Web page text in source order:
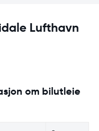
Lufthavn
om bilutleie